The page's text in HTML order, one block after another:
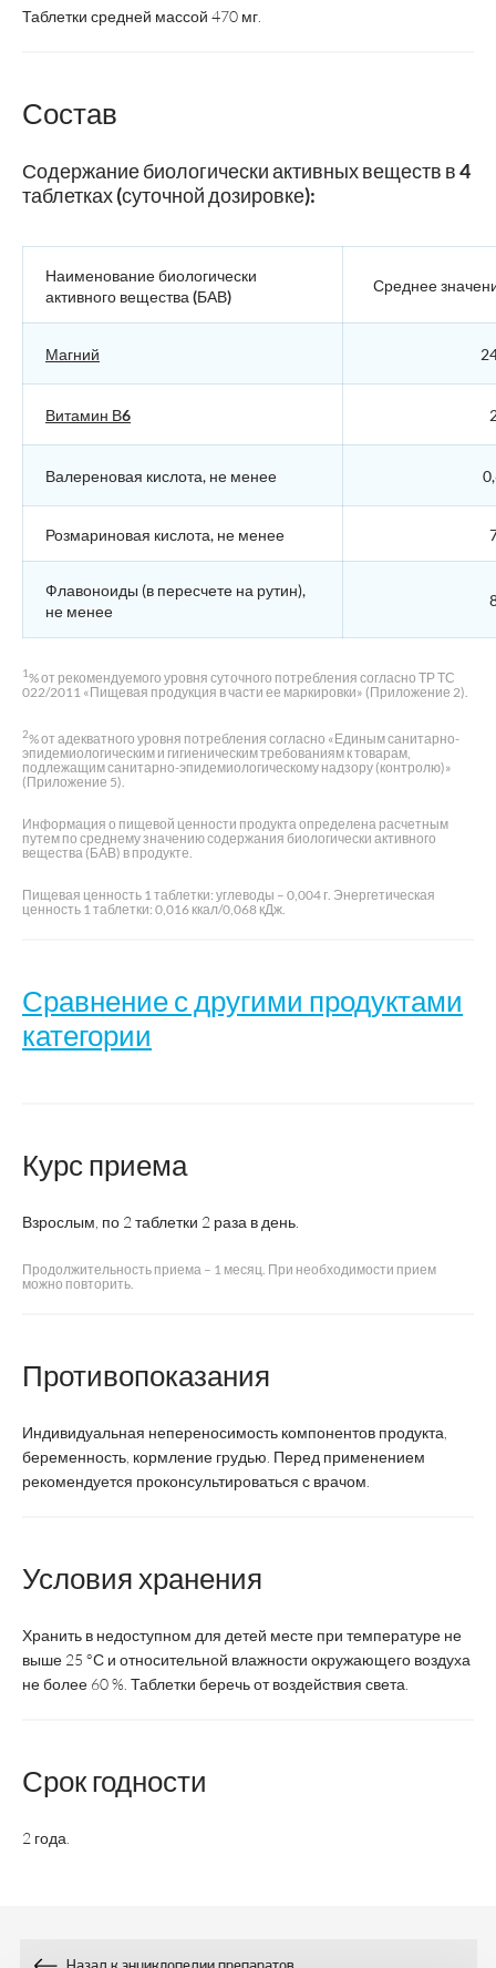
Таблетки средней массой 470 мг.
Состав
Содержание биологически активных веществ в 4
таблетках (суточной дозировке):
Наименование биологически
активного вещества (БАВ)
Среднее
Магний
Витамин В6
Валереновая кислота, не менее
Розмариновая кислота, не менее
Флавоноиды (в пересчете на рутин),
не менее
1% от рекомендуемого уровня суточного потребления согласно ТР ТС
022/2011 «Пищевая продукция в части ее маркировки» (Приложение 2).
2% от адекватного уровня потребления согласно «Единым санитарно-
эпидемиологическим и гигиеническим требованиям к товарам,
подлежащим санитарно-эпидемиологическому надзору (контролю)»
(Приложение 5).
Информация о пищевой ценности продукта определена расчетным
путем по среднему значению содержания биологически активного
вещества (БАВ) в продукте.
Пищевая ценность 1 таблетки: углеводы – 0,004 г. Энергетическая
ценность 1 таблетки: 0,016 ккал/0,068 кДж.
Сравнение с другими продуктами
категории
Название
Форма выпуска
Суточная доза 4 таблетки
Курс 1 месяц
Иридоиды, мг -
Курс приема
Взрослым, по 2 таблетки 2 раза в день.
Продолжительность приема – 1 месяц. При необходимости прием
можно повторить.
Противопоказания
Индивидуальная непереносимость компонентов продукта,
беременность, кормление грудью. Перед применением
рекомендуется проконсультироваться с врачом.
Условия хранения
Хранить в недоступном для детей месте при температуре не
выше 25 °С и относительной влажности окружающего воздуха
не более 60 %. Таблетки беречь от воздействия света.
Срок годности
2 года.